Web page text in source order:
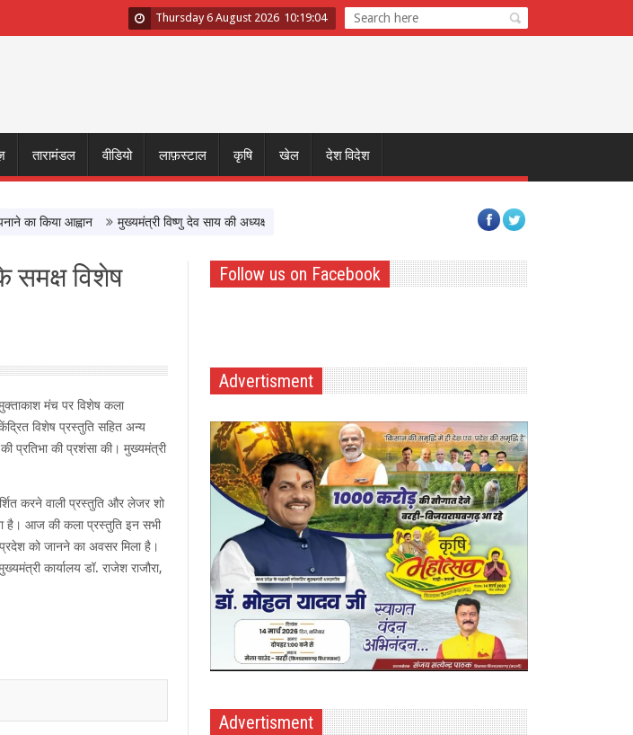
Thursday 6 August 2026 10:19:04
तारामंडल वीडियो लाफ़स्टाल कृषि खेल देश विदेश
किया आह्वान मुख्यमंत्री विष्णु देव साय की अध्यक्षता में FRA और PESA टास्क फोर्स की पहली बैठक, प्रभावी क्रियान्वयन पर बनी रणनीति
समक्ष विशेष
मंच पर विशेष कला
विशेष प्रस्तुति सहित अन्य
प्रतिभा की प्रशंसा की। मुख्यमंत्री
करने वाली प्रस्तुति और लेजर शो
है। आज की कला प्रस्तुति इन सभी
को जानने का अवसर मिला है।
कार्यालय डॉ. राजेश राजौरा,
Follow us on Facebook
Advertisment
Advertisment